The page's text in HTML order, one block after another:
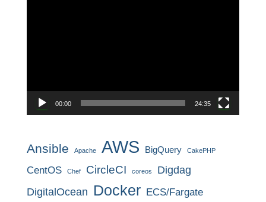
00:00 24:35
Ansible Apache AWS BigQuery CakePHP
CentOS Chef CircleCI coreos
Digdag
DigitalOcean Docker ECS/Fargate